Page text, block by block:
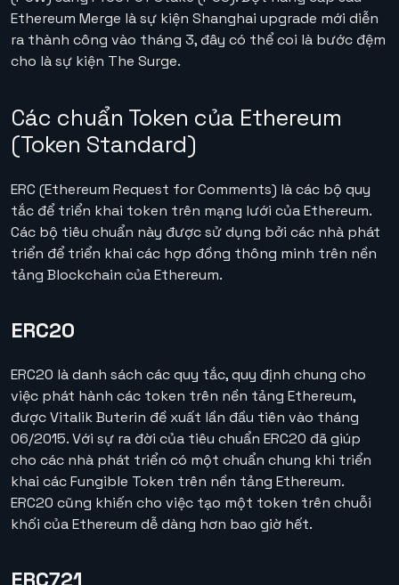
Ethereum Merge là sự kiện Shanghai upgrade mới diễn
ra thành công vào tháng 3, đây có thể coi là bước đệm
cho là sự kiện The Surge.
Các chuẩn Token của Ethereum
(Token Standard)
ERC (Ethereum Request for Comments) là các bộ quy
tắc để triển khai token trên mạng lưới của Ethereum.
Các bộ tiêu chuẩn này được sử dụng bởi các nhà phát
triển để triển khai các hợp đồng thông minh trên nền
tảng Blockchain của Ethereum.
ERC20
ERC20 là danh sách các quy tắc, quy định chung cho
việc phát hành các token trên nền tảng Ethereum,
được Vitalik Buterin đề xuất lần đầu tiên vào tháng
06/2015. Với sự ra đời của tiêu chuẩn ERC20 đã giúp
cho các nhà phát triển có một chuẩn chung khi triển
khai các Fungible Token trên nền tảng Ethereum.
ERC20 cũng khiến cho việc tạo một token trên chuỗi
khối của Ethereum dễ dàng hơn bao giờ hết.